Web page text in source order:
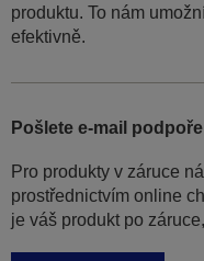
produktu. To nám
efektivně.
Pošlete e-mail
Pro produkty v záruce
prostřednictvím online
je váš produkt po